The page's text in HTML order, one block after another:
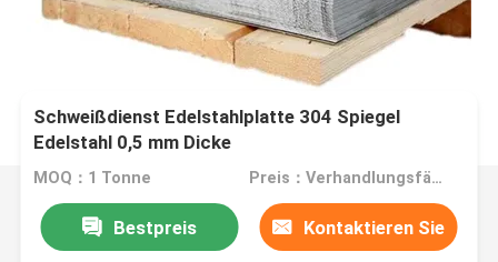
Schweißdienst Edelstahlplatte 304 Spiegel
Edelstahl 0,5 mm Dicke
MOQ：1 Tonne Preis：Verhandlungsfähig
Bestpreis Kontaktieren Sie